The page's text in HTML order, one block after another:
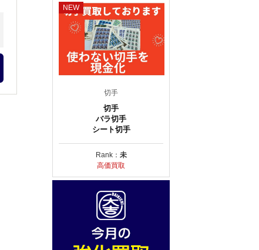
NEW
切手
切手
バラ切手
シート切手
Rank： 未
高価買取